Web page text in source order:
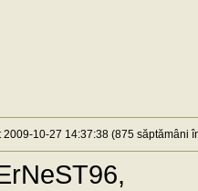
2009-10-27 14:37:38 (875 săptămâni